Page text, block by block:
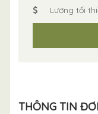
Lương tối
THÔNG TIN